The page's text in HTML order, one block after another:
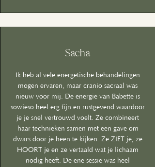
Sacha
Ik heb al vele energetische behandelingen
mogen ervaren, maar cranio sacraal was
nieuw voor mij. De energie van Babette is
sowieso heel erg fijn en rustgevend waardoor
je je snel vertrouwd voelt. Ze combineert
haar technieken samen met een gave om
dwars door je heen te kijken. Ze ZIET je, ze
HOORT je en ze vertaald wat je lichaam
nodig heeft. De ene sessie was heel